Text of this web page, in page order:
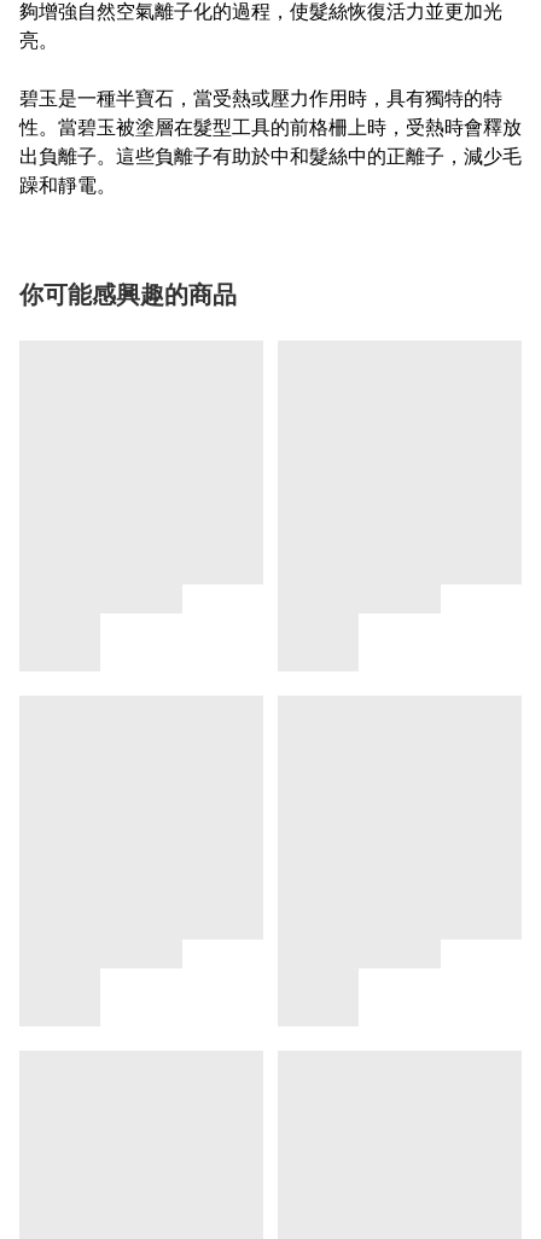
夠增強自然空氣離子化的過程，使髮絲恢復活力並更加光
亮。
碧玉是一種半寶石，當受熱或壓力作用時，具有獨特的特
性。當碧玉被塗層在髮型工具的前格柵上時，受熱時會釋放
出負離子。這些負離子有助於中和髮絲中的正離子，減少毛
躁和靜電。
你可能感興趣的商品